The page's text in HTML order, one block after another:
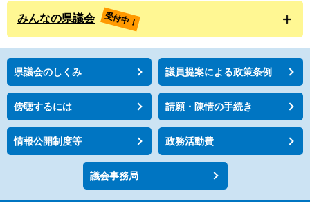
みんなの県議会 受付中！
県議会のしくみ 議員提案による政策条例
傍聴するには 請願・陳情の手続き
情報公開制度等 政務活動費
議会事務局